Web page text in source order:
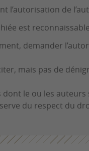
l’autorisation de
est
demander
mais pas de
le ou les auteurs
du respect du